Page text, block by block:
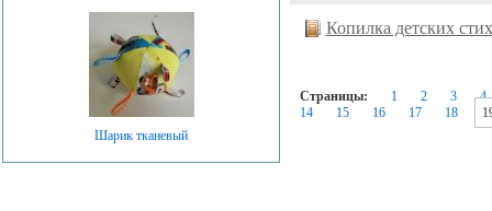
Шарик тканевый
Копилка детских
Страницы: 1 2 3
4
14
15 16 17 18